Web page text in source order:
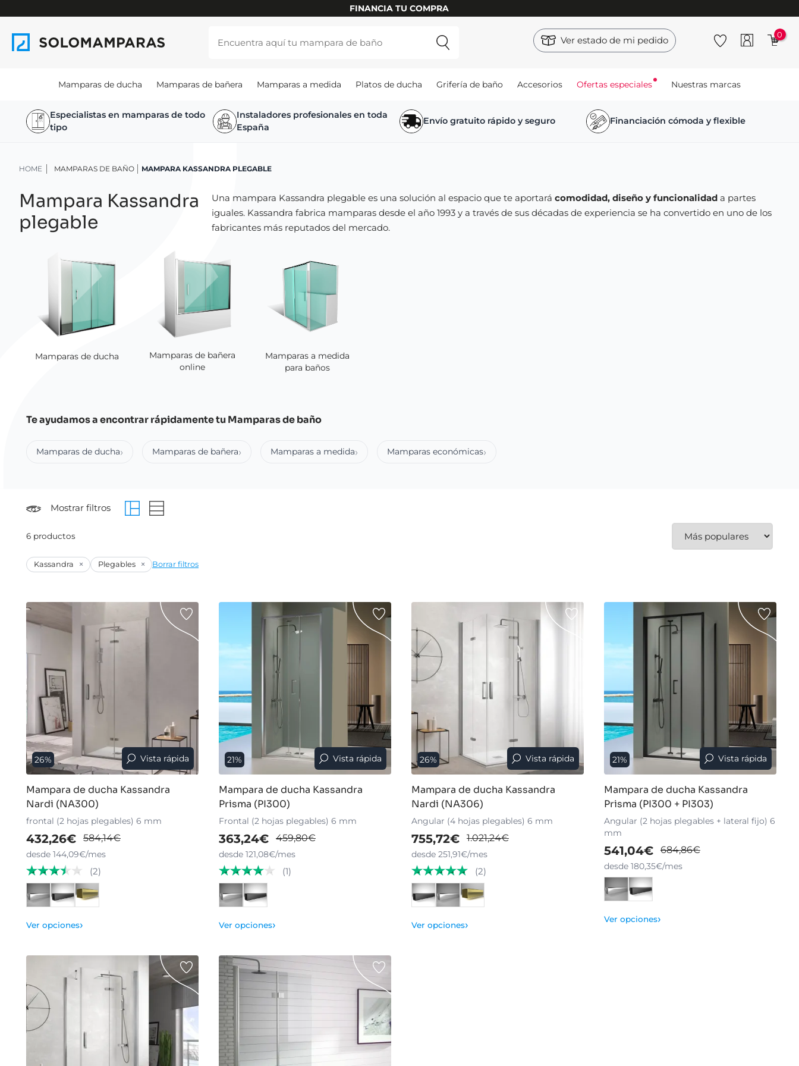
INSTALAMOS TU MAMPARA
Ver estado de mi pedido 0
Mamparas de ducha Mamparas de bañera Mamparas a medida Platos de ducha Grifería de baño Accesorios Ofertas especiales Nuestras marcas
Especialistas en mamparas de todo
tipo
Instaladores profesionales en toda
España
Envío gratuito rápido y seguro Financiación cómoda y flexible
HOME MAMPARAS DE BAÑO MAMPARA KASSANDRA PLEGABLE
Mampara Kassandra
plegable
Una mampara Kassandra plegable es una solución al espacio que te aportará comodidad, diseño y funcionalidad a partes
iguales. Kassandra fabrica mamparas desde el año 1993 y a través de sus décadas de experiencia se ha convertido en uno de los
fabricantes más reputados del mercado.
Mamparas de ducha
Mamparas de bañera
online
Mamparas a medida
para baños
Te ayudamos a encontrar rápidamente tu Mamparas de baño
Mamparas de ducha Mamparas de bañera Mamparas a medida Mamparas económicas
Mostrar filtros
6 productos
Kassandra × Plegables × Borrar filtros
26% Vista rápida
Mampara de ducha Kassandra
Nardi (NA300)
frontal (2 hojas plegables) 6 mm
432,26€ 584,14€
desde 144,09€/mes
(2)
Ver opciones›
21% Vista rápida
Mampara de ducha Kassandra
Prisma (PI300)
Frontal (2 hojas plegables) 6 mm
363,24€ 459,80€
desde 121,08€/mes
(1)
Ver opciones›
26% Vista rápida
Mampara de ducha Kassandra
Nardi (NA306)
Angular (4 hojas plegables) 6 mm
755,72€ 1.021,24€
desde 251,91€/mes
(2)
Ver opciones›
21% Vista rápida
Mampara de ducha Kassandra
Prisma (PI300 + PI303)
Angular (2 hojas plegables + lateral fijo) 6
mm
541,04€ 684,86€
desde 180,35€/mes
Ver opciones›